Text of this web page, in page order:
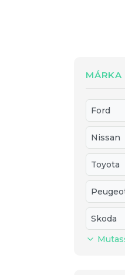
MÁRKA
Ford
Nissan
Toyota
Skoda